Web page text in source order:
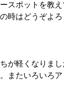
スポットを教
時はどうぞよろ
が軽くなりま
またいろいろ